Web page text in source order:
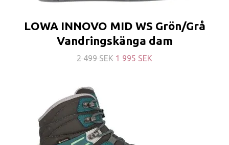
LOWA INNOVO MID WS Grön/Grå
Vandringskänga dam
2 499 SEK 1 995 SEK